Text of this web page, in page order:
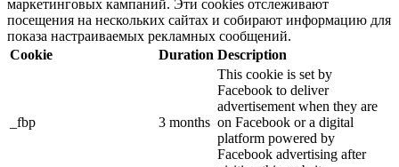
маркетинговых кампаний. Эти cookies отслеживают
посещения на нескольких сайтах и собирают информацию для
показа настраиваемых рекламных сообщений.
Cookie
Duration Description
_fbp 3 months
This cookie is set by
Facebook to deliver
advertisement when they are
on Facebook or a digital
platform powered by
Facebook advertising after